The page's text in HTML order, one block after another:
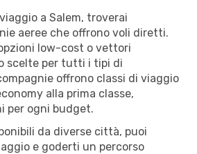
a Salem, troverai
aeree che offrono voli diretti.
low-cost o vettori
scelte per tutti i tipi di
offrono classi di viaggio
alla prima classe,
per ogni budget.
da diverse città, puoi
e goderti un percorso